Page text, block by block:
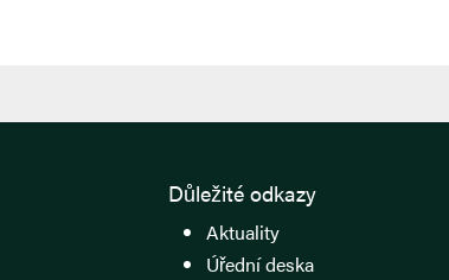
Důležité odkazy
Aktuality
Úřední deska